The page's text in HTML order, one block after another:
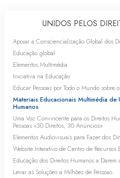
UNIDOS PELOS
Apoiar a Consciencialização Global dos
Educação global
Elementos Multimédia
Iniciativa na Educação
Educar Pessoas por Todo o Mundo sobre
Materiais Educacionais Multimédia
Humanos
Uma Voz Convincente para os Direitos
Pessoas «30 Direitos, 30 Anúncios»
Elementos Audiovisuais para Fazer dos
Website Interativo de Centro de Recursos
Educação dos Direitos Humanos a Darem
Levar as Soluções a Milhões de Pessoas